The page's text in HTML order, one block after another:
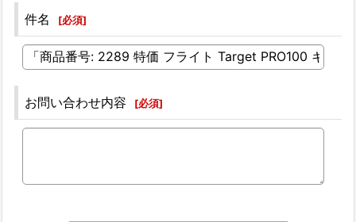
件名 [必須]
お問い合わせ内容 [必須]